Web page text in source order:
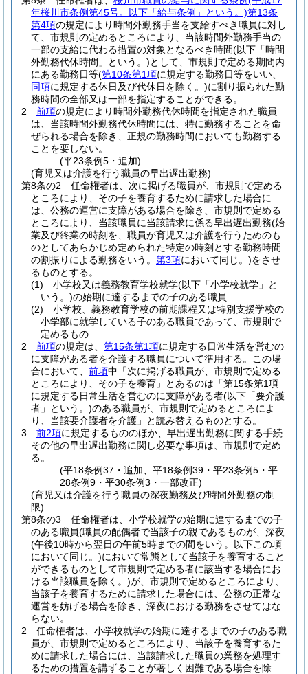
年桜川市条例第45号。以下「給与条例」という。)第13条
第4項の規定により時間外勤務手当を支給すべき職員に対し
て、市規則の定めるところにより、当該時間外勤務手当の
一部の支給に代わる措置の対象となるべき時間(以下「時間
外勤務代休時間」という。)として、市規則で定める期間内
にある勤務日等(第10条第1項に規定する勤務日等をいい、
同項に規定する休日及び代休日を除く。)に割り振られた勤
務時間の全部又は一部を指定することができる。
2
前項の規定により時間外勤務代休時間を指定された職員
は、当該時間外勤務代休時間には、特に勤務することを命
ぜられる場合を除き、正規の勤務時間においても勤務する
ことを要しない。
(平23条例5・追加)
(育児又は介護を行う職員の早出遅出勤務)
第8条の2
任命権者は、次に掲げる職員が、市規則で定める
ところにより、その子を養育するために請求した場合に
は、公務の運営に支障がある場合を除き、市規則で定める
ところにより、当該職員に当該請求に係る早出遅出勤務(始
業及び終業の時刻を、職員が育児又は介護を行うためのも
のとしてあらかじめ定められた特定の時刻とする勤務時間
の割振りによる勤務をいう。 第3項において同じ。)をさせ
るものとする。
(1)
小学校又は義務教育学校就学(以下「小学校就学」と
いう。)の始期に達するまでの子のある職員
(2)
小学校、義務教育学校の前期課程又は特別支援学校の
小学部に就学している子のある職員であって、市規則で
定めるもの
2
前項の規定は、 第15条第1項に規定する日常生活を営むの
に支障がある者を介護する職員について準用する。
この場
合において、 前項中「次に掲げる職員が、市規則で定める
ところにより、その子を養育」とあるのは「第15条第1項
に規定する日常生活を営むのに支障がある者(以下「要介護
者」という。)のある職員が、市規則で定めるところによ
り、当該要介護者を介護」と読み替えるものとする。
3
前2項に規定するもののほか、早出遅出勤務に関する手続
その他の早出遅出勤務に関し必要な事項は、市規則で定め
る。
(平18条例37・追加、平18条例39・平23条例5・平
28条例9・平30条例3・一部改正)
(育児又は介護を行う職員の深夜勤務及び時間外勤務の制
限)
第8条の3
任命権者は、小学校就学の始期に達するまでの子
のある職員(職員の配偶者で当該子の親であるものが、深夜
(午後10時から翌日の午前5時までの間をいう。以下この項
において同じ。)において常態として当該子を養育すること
ができるものとして市規則で定める者に該当する場合にお
ける当該職員を除く。)が、市規則で定めるところにより、
当該子を養育するために請求した場合には、公務の正常な
運営を妨げる場合を除き、深夜における勤務をさせてはな
らない。
2
任命権者は、小学校就学の始期に達するまでの子のある職
員が、市規則で定めるところにより、当該子を養育するた
めに請求した場合には、当該請求した職員の業務を処理す
るための措置を講ずることが著しく困難である場合を除